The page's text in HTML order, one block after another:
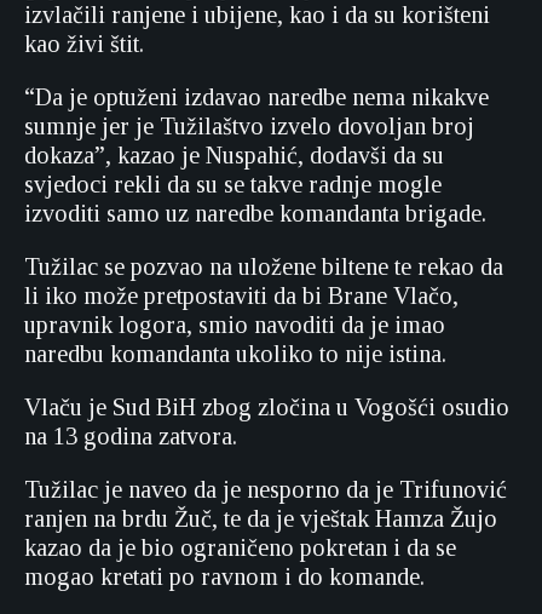
izvlačili ranjene i ubijene, kao i da su korišteni
kao živi štit.
“Da je optuženi izdavao naredbe nema nikakve
sumnje jer je Tužilaštvo izvelo dovoljan broj
dokaza”, kazao je Nuspahić, dodavši da su
svjedoci rekli da su se takve radnje mogle
izvoditi samo uz naredbe komandanta brigade.
Tužilac se pozvao na uložene biltene te rekao da
li iko može pretpostaviti da bi Brane Vlačo,
upravnik logora, smio navoditi da je imao
naredbu komandanta ukoliko to nije istina.
Vlaču je Sud BiH zbog zločina u Vogošći osudio
na 13 godina zatvora.
Tužilac je naveo da je nesporno da je Trifunović
ranjen na brdu Žuč, te da je vještak Hamza Žujo
kazao da je bio ograničeno pokretan i da se
mogao kretati po ravnom i do komande.